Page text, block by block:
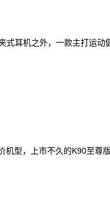
耳机之外，一款主打运动
型，上市不久的K90至尊